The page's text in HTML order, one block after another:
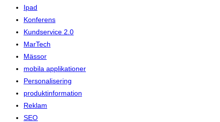
Ipad
Konferens
Kundservice 2.0
MarTech
Mässor
mobila applikationer
Personalisering
produktinformation
Reklam
SEO